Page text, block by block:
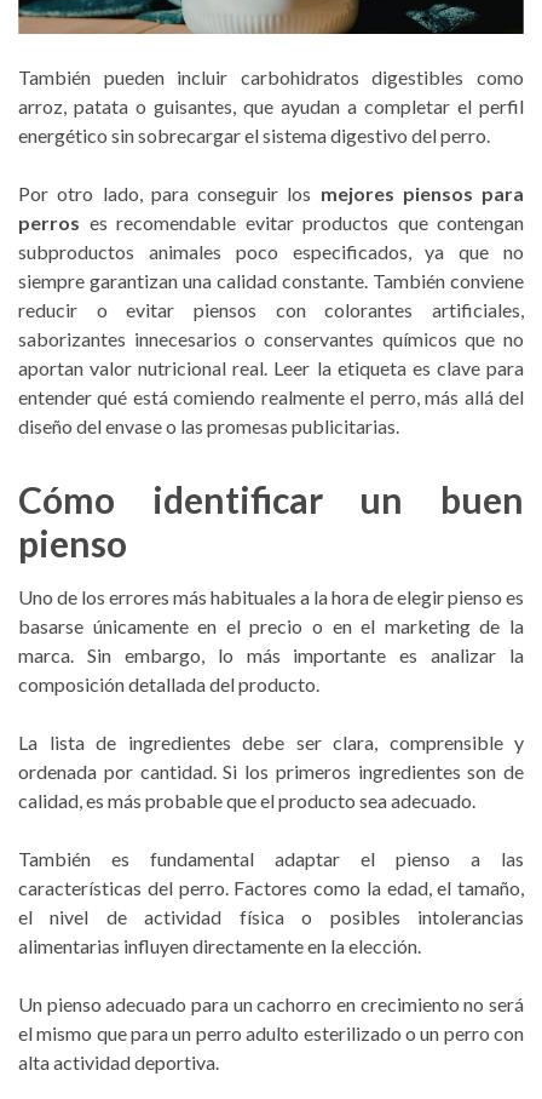
También pueden incluir carbohidratos digestibles como
arroz, patata o guisantes, que ayudan a completar el perfil
energético sin sobrecargar el sistema digestivo del perro.
Por otro lado, para conseguir los mejores piensos para
perros es recomendable evitar productos que contengan
subproductos animales poco especificados, ya que no
siempre garantizan una calidad constante. También conviene
reducir o evitar piensos con colorantes artificiales,
saborizantes innecesarios o conservantes químicos que no
aportan valor nutricional real. Leer la etiqueta es clave para
entender qué está comiendo realmente el perro, más allá del
diseño del envase o las promesas publicitarias.
Cómo identificar un buen
pienso
Uno de los errores más habituales a la hora de elegir pienso es
basarse únicamente en el precio o en el marketing de la
marca. Sin embargo, lo más importante es analizar la
composición detallada del producto.
La lista de ingredientes debe ser clara, comprensible y
ordenada por cantidad. Si los primeros ingredientes son de
calidad, es más probable que el producto sea adecuado.
También es fundamental adaptar el pienso a las
características del perro. Factores como la edad, el tamaño,
el nivel de actividad física o posibles intolerancias
alimentarias influyen directamente en la elección.
Un pienso adecuado para un cachorro en crecimiento no será
el mismo que para un perro adulto esterilizado o un perro con
alta actividad deportiva.